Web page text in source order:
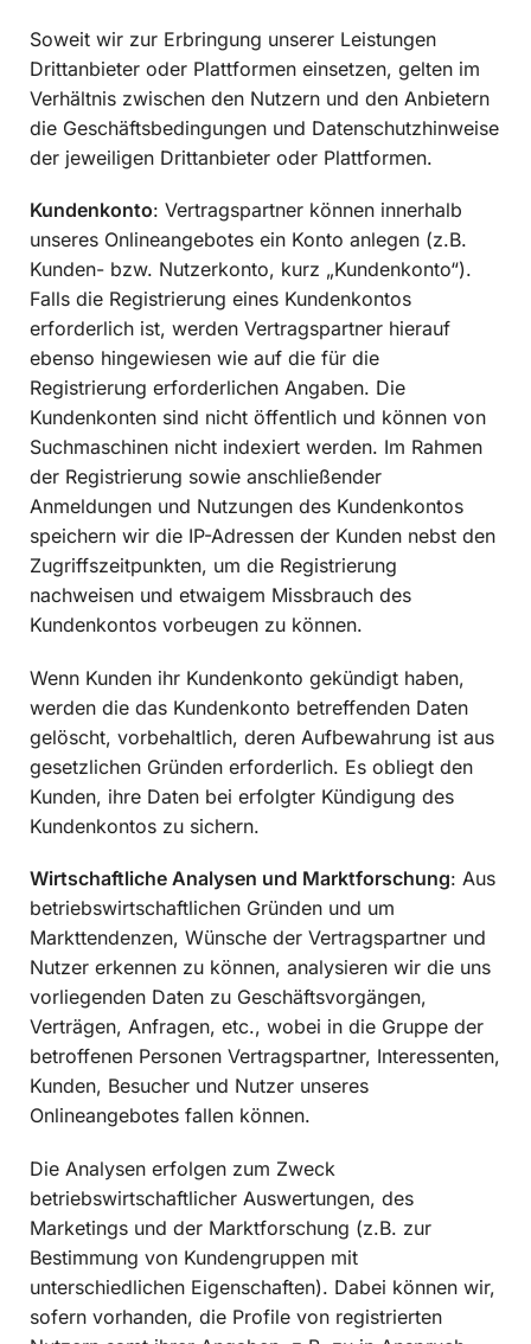
Soweit wir zur Erbringung unserer Leistungen
Drittanbieter oder Plattformen einsetzen, gelten im
Verhältnis zwischen den Nutzern und den Anbietern
die Geschäftsbedingungen und Datenschutzhinweise
der jeweiligen Drittanbieter oder Plattformen.
Kundenkonto: Vertragspartner können innerhalb
unseres Onlineangebotes ein Konto anlegen (z.B.
Kunden- bzw. Nutzerkonto, kurz „Kundenkonto“).
Falls die Registrierung eines Kundenkontos
erforderlich ist, werden Vertragspartner hierauf
ebenso hingewiesen wie auf die für die
Registrierung erforderlichen Angaben. Die
Kundenkonten sind nicht öffentlich und können von
Suchmaschinen nicht indexiert werden. Im Rahmen
der Registrierung sowie anschließender
Anmeldungen und Nutzungen des Kundenkontos
speichern wir die IP-Adressen der Kunden nebst den
Zugriffszeitpunkten, um die Registrierung
nachweisen und etwaigem Missbrauch des
Kundenkontos vorbeugen zu können.
Wenn Kunden ihr Kundenkonto gekündigt haben,
werden die das Kundenkonto betreffenden Daten
gelöscht, vorbehaltlich, deren Aufbewahrung ist aus
gesetzlichen Gründen erforderlich. Es obliegt den
Kunden, ihre Daten bei erfolgter Kündigung des
Kundenkontos zu sichern.
Wirtschaftliche Analysen und Marktforschung: Aus
betriebswirtschaftlichen Gründen und um
Markttendenzen, Wünsche der Vertragspartner und
Nutzer erkennen zu können, analysieren wir die uns
vorliegenden Daten zu Geschäftsvorgängen,
Verträgen, Anfragen, etc., wobei in die Gruppe der
betroffenen Personen Vertragspartner, Interessenten,
Kunden, Besucher und Nutzer unseres
Onlineangebotes fallen können.
Die Analysen erfolgen zum Zweck
betriebswirtschaftlicher Auswertungen, des
Marketings und der Marktforschung (z.B. zur
Bestimmung von Kundengruppen mit
unterschiedlichen Eigenschaften). Dabei können wir,
sofern vorhanden, die Profile von registrierten